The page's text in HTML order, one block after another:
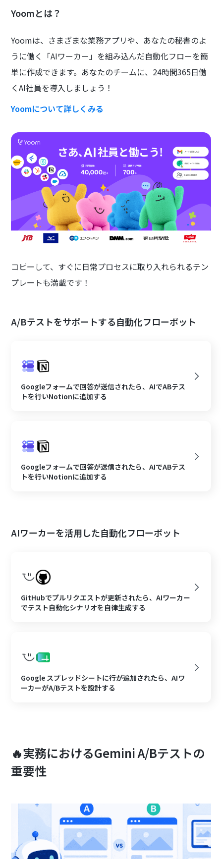
Yoomとは？
Yoomは、さまざまな業務アプリや、あなたの秘書のよ
うに働く「AIワーカー」を組み込んだ自動化フローを簡
単に作成できます。あなたのチームに、24時間365日働
くAI社員を導入しましょう！
Yoomについて詳しくみる
コピーして、すぐに日常プロセスに取り入れられるテン
プレートも満載です！
A/Bテストをサポートする自動化フローボット
Googleフォームで回答が送信されたら、AIでABテス
トを行いNotionに追加する
Googleフォームで回答が送信されたら、AIでABテス
トを行いNotionに追加する
AIワーカーを活用した自動化フローボット
GitHubでプルリクエストが更新されたら、AIワーカー
でテスト自動化シナリオを自律生成する
Google スプレッドシートに行が追加されたら、AIワ
ーカーがA/Bテストを設計する
🔥実務におけるGemini A/Bテストの
重要性